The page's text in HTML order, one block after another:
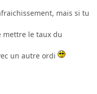
mais si tu
mettre le taux du
un autre ordi